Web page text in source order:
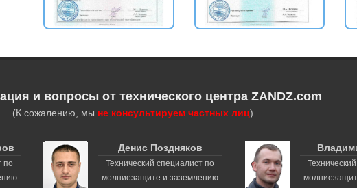
и вопросы от технического центра ZANDZ.com
(К сожалению, мы не консультируем частных лиц)
по
Денис Поздняков
Технический специалист по
молниезащите и заземлению